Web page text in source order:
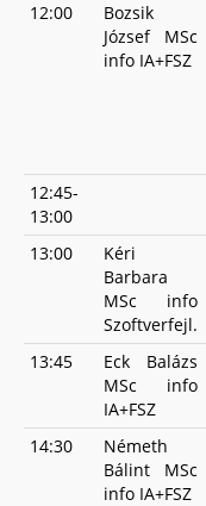
12:00
Bozsik
József MSc
info IA+FSZ
12:45-
13:00
13:00
Kéri
Barbara
MSc info
Szoftverfejl.
13:45
Eck Balázs
MSc info
IA+FSZ
14:30
Németh
Bálint MSc
info IA+FSZ